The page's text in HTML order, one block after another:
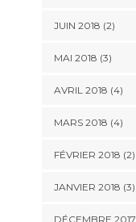
JUIN 2018 (2)
MAI 2018 (3)
AVRIL 2018 (4)
MARS 2018 (4)
FÉVRIER 2018 (2)
JANVIER 2018 (3)
DÉCEMBRE 2017